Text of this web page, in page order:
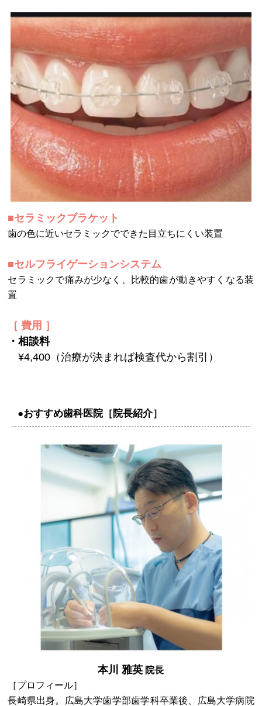
■セラミックブラケット
歯の色に近いセラミックでできた目立ちにくい装置
■セルフライゲーションシステム
セラミックで痛みが少なく、比較的歯が動きやすくなる装
置
［ 費用 ］
・相談料
¥4,400（治療が決まれば検査代から割引）
●おすすめ歯科医院［院長紹介］
本川 雅英 院長
［プロフィール］
長崎県出身。広島大学歯学部歯学科卒業後、広島大学病院